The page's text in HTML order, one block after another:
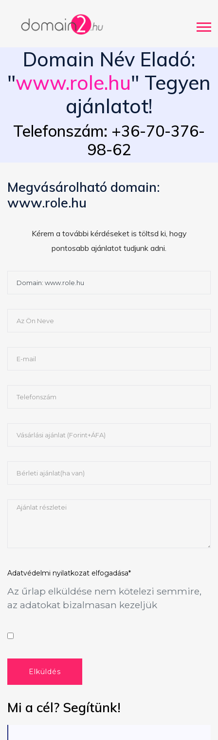
Domain Név Eladó:
"www.role.hu" Tegyen
ajánlatot!
Telefonszám: +36-70-376-
98-62
Megvásárolható domain:
www.role.hu
Kérem a további kérdéseket is töltsd ki, hogy
pontosabb ajánlatot tudjunk adni.
Adatvédelmi nyilatkozat elfogadása*
Az űrlap elküldése nem kötelezi semmire,
az adatokat bizalmasan kezeljük
Elküldés
Mi a cél? Segítünk!